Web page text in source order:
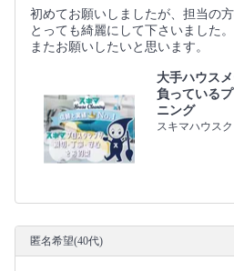
初めてお願いしましたが、担当の
とっても綺麗にして下さいました。
またお願いしたいと思います。
大手ハウス
負っている
ニング
スキマハウス
匿名希望(40代)